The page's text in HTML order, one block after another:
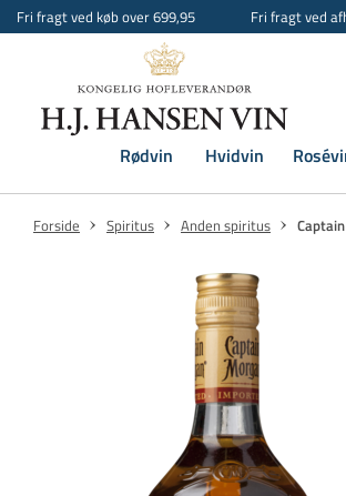
Fri fragt ved køb over 699,95 Fri fragt ved
Rødvin Hvidvin
Forside Spiritus Anden spiritus